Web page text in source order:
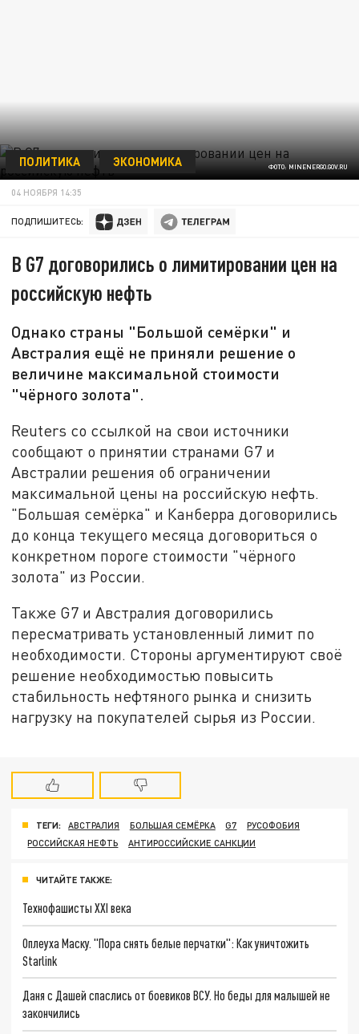
ФОТО: MINENERGO.GOV.RU
ПОЛИТИКА ЭКОНОМИКА
04 НОЯБРЯ 14:35
ПОДПИШИТЕСЬ:
В G7 договорились о лимитировании цен на
российскую нефть
Однако страны "Большой семёрки" и
Австралия ещё не приняли решение о
величине максимальной стоимости
"чёрного золота".
Reuters со ссылкой на свои источники
сообщают о принятии странами G7 и
Австралии решения об ограничении
максимальной цены на российскую нефть.
"Большая семёрка" и Канберра договорились
до конца текущего месяца договориться о
конкретном пороге стоимости "чёрного
золота" из России.
Также G7 и Австралия договорились
пересматривать установленный лимит по
необходимости. Стороны аргументируют своё
решение необходимостью повысить
стабильность нефтяного рынка и снизить
нагрузку на покупателей сырья из России.
ТЕГИ: АВСТРАЛИЯ БОЛЬШАЯ СЕМЁРКА G7
РУСОФОБИЯ
РОССИЙСКАЯ НЕФТЬ
АНТИРОССИЙСКИЕ САНКЦИИ
ЧИТАЙТЕ ТАКЖЕ:
Технофашисты XXI века
Оплеуха Маску. "Пора снять белые перчатки": Как уничтожить
Starlink
Даня с Дашей спаслись от боевиков ВСУ. Но беды для малышей не
закончились